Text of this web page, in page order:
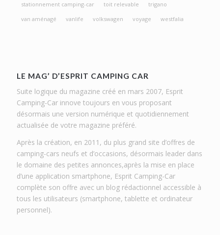
stationnement camping-car
toit relevable
trigano
van aménagé
vanlife volkswagen voyage westfalia
LE MAG’ D’ESPRIT CAMPING CAR
Suite logique du magazine créé en mars 2007, Esprit
Camping-Car innove toujours en vous proposant
désormais une version numérique et quotidiennement
actualisée de votre magazine préféré.
Après la création, en 2011, du plus grand site d’offres de
camping-cars neufs et d’occasions, désormais leader dans
le domaine des petites annonces,après la mise en place
d’une application smartphone, Esprit Camping-Car
complète son offre avec un blog rédactionnel accessible à
tous les utilisateurs (smartphone, tablette et ordinateur
personnel).